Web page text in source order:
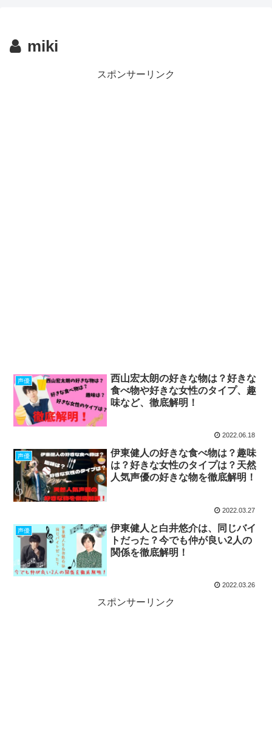
miki
スポンサーリンク
声優
西山宏太朗の好きな物は？好きな
食べ物や好きな女性のタイプ、趣
味など、徹底解明！
2022.06.18
声優
伊東健人の好きな食べ物は？趣味
は？好きな女性のタイプは？天然
人気声優の好きな物を徹底解明！
2022.03.27
声優
伊東健人と白井悠介は、同じバイ
トだった？今でも仲が良い2人の
関係を徹底解明！
2022.03.26
スポンサーリンク